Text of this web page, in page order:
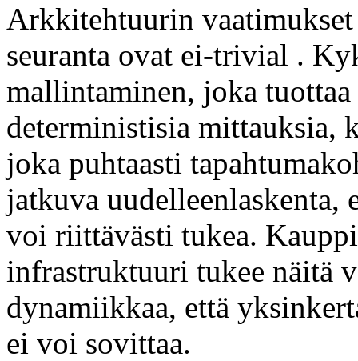
Arkkitehtuurin
seuranta ovat ei-trivial .
mallintaminen, joka
deterministisia mittauksia,
joka puhtaasti
jatkuva uudelleenlaskenta,
voi riittävästi tukea.
infrastruktuuri tukee näitä
dynamiikkaa, että
ei voi sovittaa.